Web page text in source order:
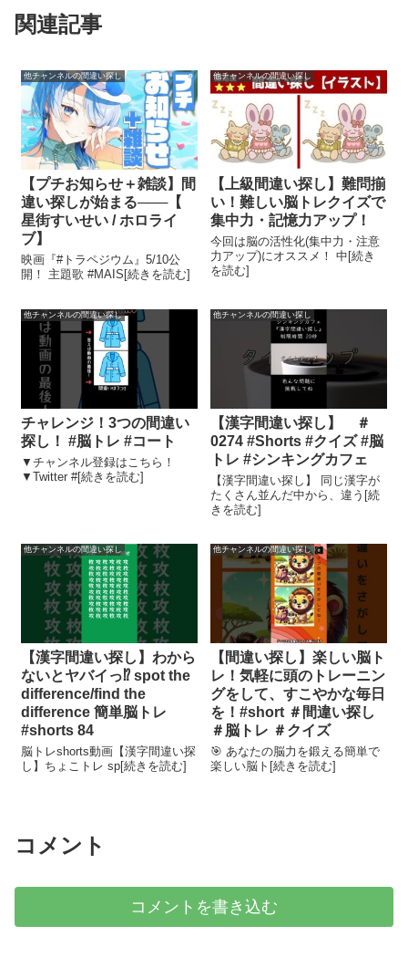
関連記事
他チャンネルの間違い探し
【プチお知らせ＋雑談】間
違い探しが始まる───【
星街すいせい / ホロライ
ブ】
映画『#トラペジウム』5/10公
開！ 主題歌 #MAIS[続きを読む]
他チャンネルの間違い探し
【上級間違い探し】難問揃
い！難しい脳トレクイズで
集中力・記憶力アップ！
今回は脳の活性化(集中力・注意
力アップ)にオススメ！ 中[続き
を読む]
他チャンネルの間違い探し
チャレンジ！3つの間違い
探し！ #脳トレ #コート
▼チャンネル登録はこちら！
▼Twitter #[続きを読む]
他チャンネルの間違い探し
【漢字間違い探し】 ＃
0274 #Shorts #クイズ #脳
トレ #シンキングカフェ
【漢字間違い探し】 同じ漢字が
たくさん並んだ中から、違う[続
きを読む]
他チャンネルの間違い探し
【漢字間違い探し】わから
ないとヤバイっ⁉ spot the
difference/find the
difference 簡単脳トレ
#shorts 84
脳トレshorts動画【漢字間違い探
し】ちょこトレ sp[続きを読む]
他チャンネルの間違い探し
【間違い探し】楽しい脳ト
レ！気軽に頭のトレーニン
グをして、すこやかな毎日
を！#short ＃間違い探し
＃脳トレ ＃クイズ
🎯 あなたの脳力を鍛える簡単で
楽しい脳ト[続きを読む]
コメント
コメントを書き込む